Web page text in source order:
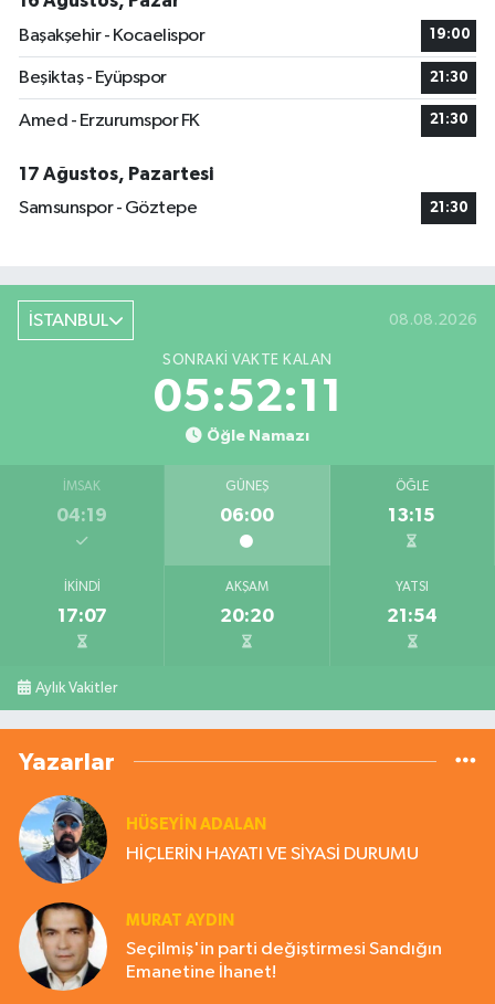
Başakşehir - Kocaelispor
19:00
Beşiktaş - Eyüpspor 21:30
Amed - Erzurumspor FK 21:30
17 Ağustos, Pazartesi
Samsunspor - Göztepe
21:30
İSTANBUL 08.08.2026
SONRAKI VAKTE KALAN
05:52:10
Öğle Namazı
İMSAK
04:19
GÜNEŞ
06:00
ÖĞLE
13:15
İKINDI
17:07
AKŞAM
20:20
YATSI
21:54
Aylık Vakitler
Yazarlar
HÜSEYIN ADALAN
HİÇLERİN HAYATI VE SİYASİ DURUMU
MURAT AYDIN
Seçilmiş'in parti değiştirmesi Sandığın
Emanetine İhanet!